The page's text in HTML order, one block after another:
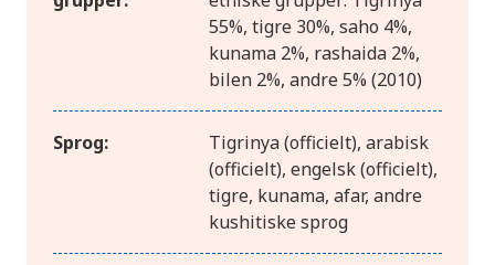
55%, tigre 30%, saho 4%,
kunama 2%, rashaida 2%,
bilen 2%, andre 5% (2010)
Sprog:
Tigrinya (officielt), arabisk
(officielt), engelsk (officielt),
tigre, kunama, afar, andre
kushitiske sprog